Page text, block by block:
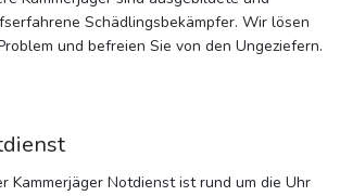
Schädlingsbekämpfer. Wir lösen
und befreien Sie von den Ungeziefern.
Kammerjäger Notdienst ist rund um die Uhr